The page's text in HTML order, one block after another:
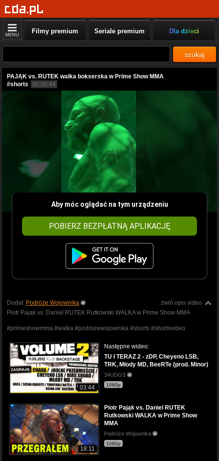
MENU Filmy premium Seriale premium Dla dzieci
szukaj
PAJĄK vs. RUTEK walka bokserska w Prime Show MMA
#shorts
00:00:44
Aby móc oglądać na tym urządzeniu
POBIERZ BEZPŁATNĄ APLIKACJĘ
zwiń opis video
Dodał: Podróże Wojownika
Piotr Pająk vs. Daniel RUTEK Rutkowski WALKA w Prime Show MMA
#primeshowmma #walka #podrozewojownika #shorts #shortsvideo
03:44
Następne wideo:
TU I TERAZ 2 - zDP, Cheyeno LSB,
TRK, Młody MD, BeeRTe (prod. Minor)
34UDGS
1080p
18:11
Piotr Pająk vs. Daniel RUTEK
Rutkowski WALKA w Prime Show
MMA
Podróże Wojownika
1080p